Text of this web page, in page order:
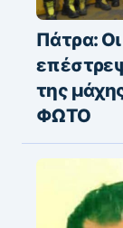
Πάτρα:
της
ΦΩΤΟ